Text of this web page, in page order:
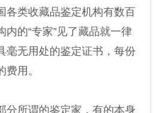
各类收藏品鉴定机构有数百
内的“专家”见了藏品就一律
毫无用处的鉴定证书，每份
用。
所谓的鉴定家，有的本身